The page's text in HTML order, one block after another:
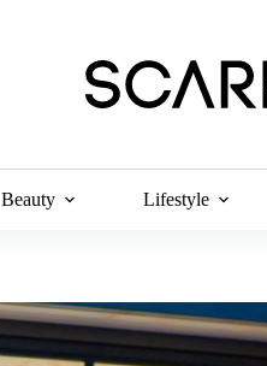
Beauty Lifestyle